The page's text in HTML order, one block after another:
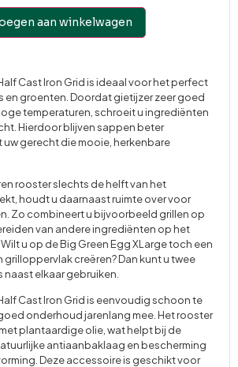
aan winkelwagen
Cast Iron Grid is ideaal voor het perfect
en groenten. Doordat gietijzer zeer goed
temperaturen, schroeit u ingrediënten
Hierdoor blijven sappen beter
gerecht die mooie, herkenbare
rooster slechts de helft van het
houdt u daarnaast ruimte over voor
Zo combineert u bijvoorbeeld grillen op
van andere ingrediënten op het
u op de Big Green Egg XLarge toch een
creëren? Dan kunt u twee
naast elkaar gebruiken.
Cast Iron Grid is eenvoudig schoon te
onderhoud jarenlang mee. Het rooster
plantaardige olie, wat helpt bij de
antiaanbaklaag en bescherming
Deze accessoire is geschikt voor